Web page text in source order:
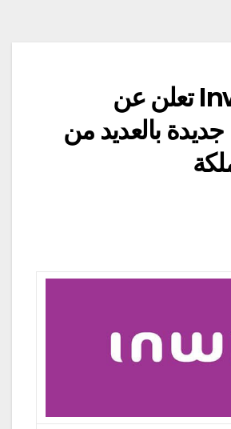
شركة Inwi تعلن عن
بالعديد من